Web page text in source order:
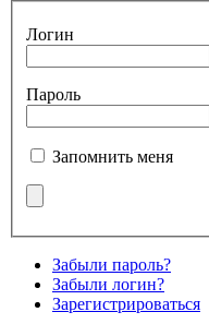
Логин
Пароль
Запомнить меня
Забыли пароль?
Забыли логин?
Зарегистрироваться